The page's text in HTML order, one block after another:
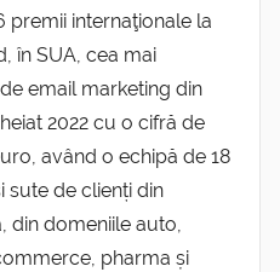
internaţionale la
în SUA, cea mai
email marketing din
2022 cu o cifră de
având o echipă de 18
sute de clienți din
din domeniile auto,
pharma și